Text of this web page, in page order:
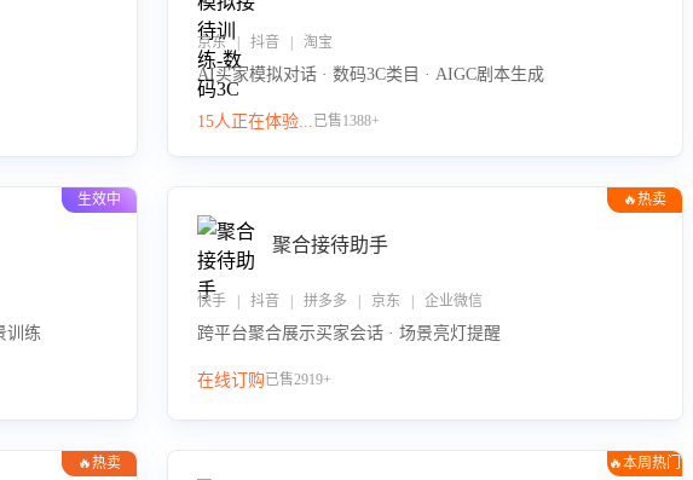
京东 | 抖音 | 淘宝
AI买家模拟对话 · 数码3C类目 · AIGC剧本生成
15人正在体验...已售1388+
生效中
训练
🔥热卖
聚合接待助手
快手 | 抖音 | 拼多多 | 京东 | 企业微信
跨平台聚合展示买家会话 · 场景亮灯提醒
在线订购已售2919+
🔥热卖 🔥本周热门